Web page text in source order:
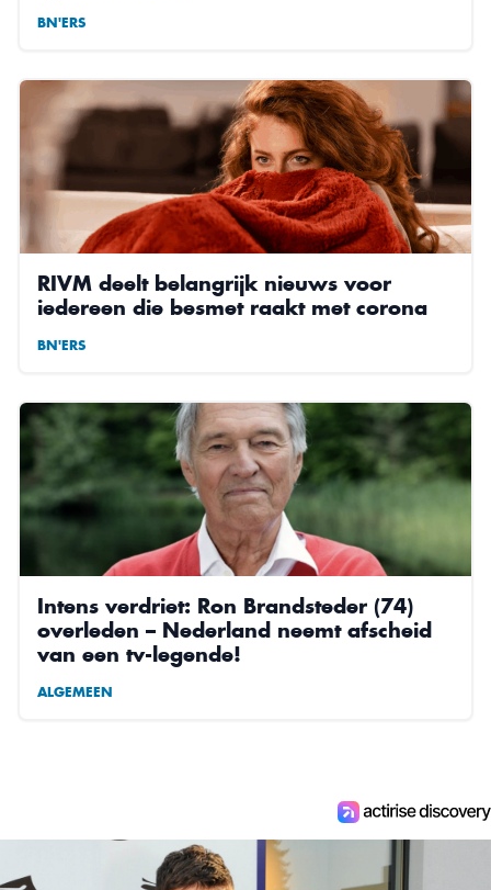
BN'ERS
RIVM deelt belangrijk nieuws voor
iedereen die besmet raakt met corona
BN'ERS
Intens verdriet: Ron Brandsteder (74)
overleden – Nederland neemt afscheid
van een tv-legende!
ALGEMEEN